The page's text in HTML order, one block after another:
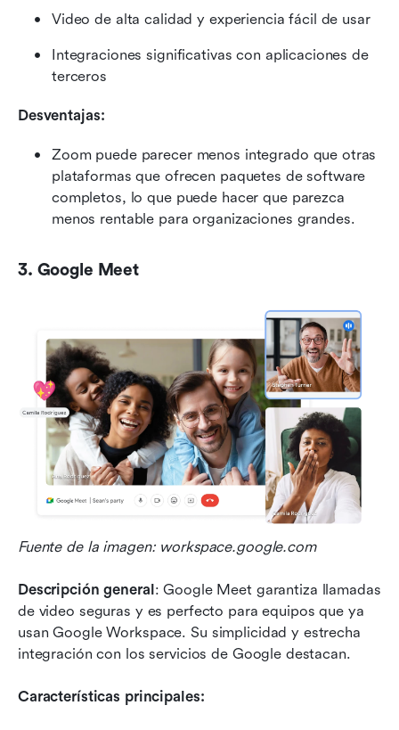
Video de alta calidad y experiencia fácil de usar
Integraciones significativas con aplicaciones de
terceros
Desventajas:
Zoom puede parecer menos integrado que otras
plataformas que ofrecen paquetes de software
completos, lo que puede hacer que parezca
menos rentable para organizaciones grandes.
3. Google Meet
Fuente de la imagen: workspace.google.com
Descripción general: Google Meet garantiza llamadas
de video seguras y es perfecto para equipos que ya
usan Google Workspace. Su simplicidad y estrecha
integración con los servicios de Google destacan.
Características principales: